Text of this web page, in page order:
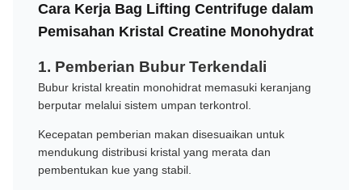
Cara Kerja Bag Lifting Centrifuge dalam
Pemisahan Kristal Creatine Monohydrat
1. Pemberian Bubur Terkendali
Bubur kristal kreatin monohidrat memasuki keranjang
berputar melalui sistem umpan terkontrol.
Kecepatan pemberian makan disesuaikan untuk
mendukung distribusi kristal yang merata dan
pembentukan kue yang stabil.